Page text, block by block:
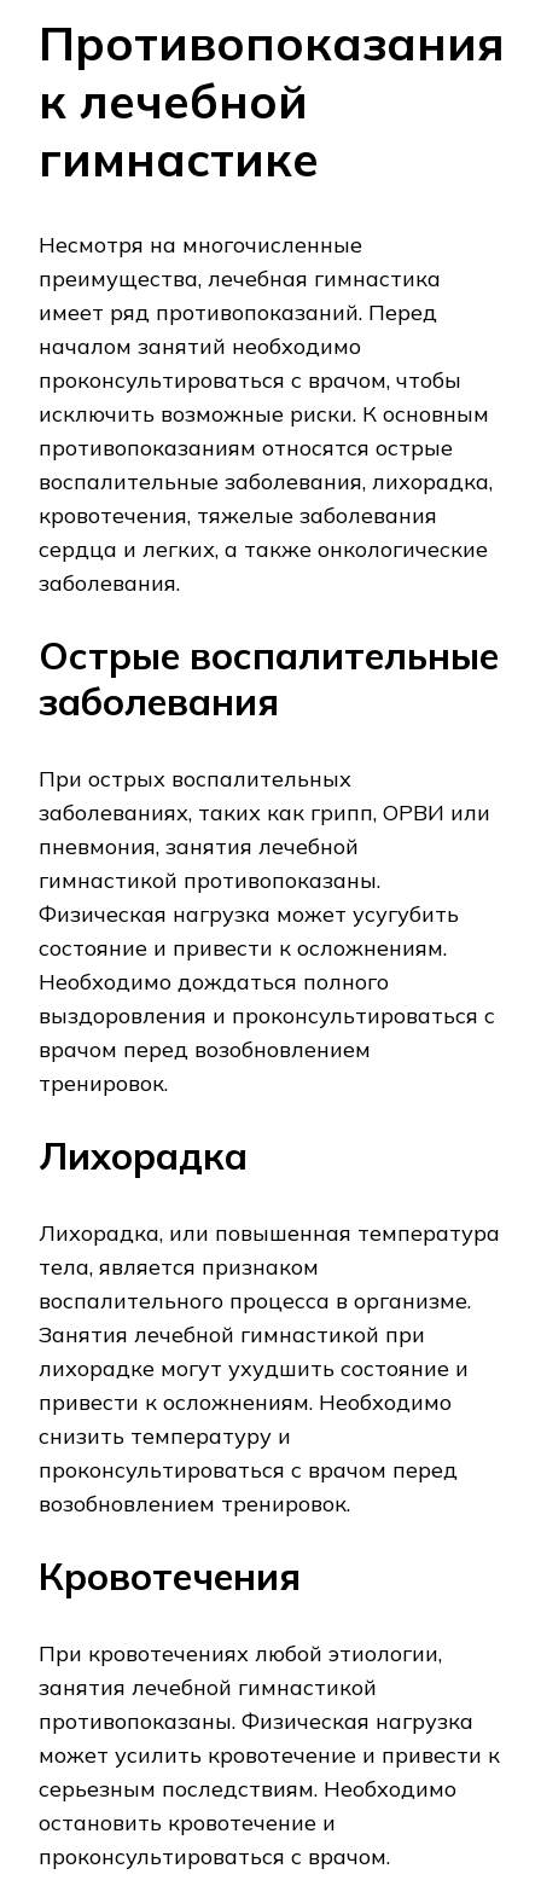
Противопоказания
к лечебной
гимнастике
Несмотря на многочисленные
преимущества, лечебная гимнастика
имеет ряд противопоказаний. Перед
началом занятий необходимо
проконсультироваться с врачом, чтобы
исключить возможные риски. К основным
противопоказаниям относятся острые
воспалительные заболевания, лихорадка,
кровотечения, тяжелые заболевания
сердца и легких, а также онкологические
заболевания.
Острые воспалительные
заболевания
При острых воспалительных
заболеваниях, таких как грипп, ОРВИ или
пневмония, занятия лечебной
гимнастикой противопоказаны.
Физическая нагрузка может усугубить
состояние и привести к осложнениям.
Необходимо дождаться полного
выздоровления и проконсультироваться с
врачом перед возобновлением
тренировок.
Лихорадка
Лихорадка, или повышенная температура
тела, является признаком
воспалительного процесса в организме.
Занятия лечебной гимнастикой при
лихорадке могут ухудшить состояние и
привести к осложнениям. Необходимо
снизить температуру и
проконсультироваться с врачом перед
возобновлением тренировок.
Кровотечения
При кровотечениях любой этиологии,
занятия лечебной гимнастикой
противопоказаны. Физическая нагрузка
может усилить кровотечение и привести к
серьезным последствиям. Необходимо
остановить кровотечение и
проконсультироваться с врачом.